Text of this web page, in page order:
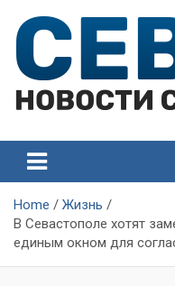
content
Севастополя
Севастополя
Home
Жизнь
В Севастополе хотят
единым окном для